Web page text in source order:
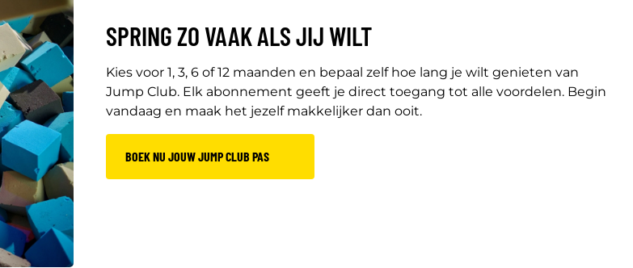
SPRING ZO VAAK ALS JIJ WILT
Kies voor 1, 3, 6 of 12 maanden en bepaal zelf hoe lang je wilt genieten van
Jump Club. Elk abonnement geeft je direct toegang tot alle voordelen. Begin
vandaag en maak het jezelf makkelijker dan ooit.
BOEK NU JOUW JUMP CLUB PAS